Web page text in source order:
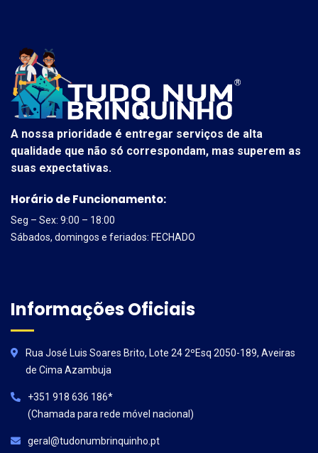
A nossa prioridade é entregar serviços de alta
qualidade que não só correspondam, mas superem as
suas expectativas.
Horário de Funcionamento:
Seg – Sex: 9:00 – 18:00
Sábados, domingos e feriados: FECHADO
Informações Oficiais
Rua José Luis Soares Brito, Lote 24 2ºEsq 2050-189, Aveiras
de Cima Azambuja
+351 918 636 186*
(Chamada para rede móvel nacional)
geral@tudonumbrinquinho.pt